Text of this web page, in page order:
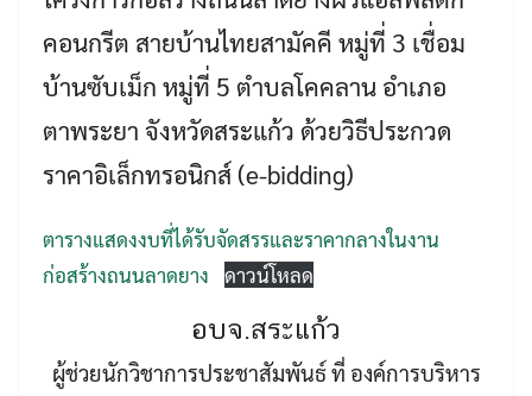
Search
Search
คอนกรีต สายบ้านไทยสามัคคี หมู่ที่ 3 เชื่อม
บ้านซับเม็ก หมู่ที่ 5 ตำบลโคคลาน อำเภอ
ตาพระยา จังหวัดสระแก้ว ด้วยวิธีประกวด
ราคาอิเล็กทรอนิกส์ (e-bidding)
ตารางแสดงงบที่ได้รับจัดสรรและราคากลางในงาน
ก่อสร้างถนนลาดยาง
ดาวน์โหลด
อบจ.สระแก้ว
ผู้ช่วยนักวิชาการประชาสัมพันธ์ ที่ องค์การบริหาร